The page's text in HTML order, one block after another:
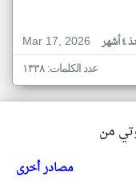
Mar 17, 2026
أشهر
عدد الكلمات: ١٣٣٨
من
مصادر أخرى